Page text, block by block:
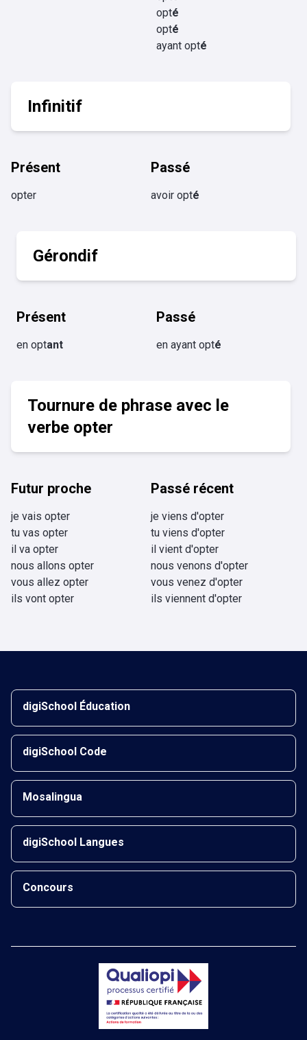
opté
opté
ayant opté
Infinitif
Présent
opter
Passé
avoir opté
Gérondif
Présent
en optant
Passé
en ayant opté
Tournure de phrase avec le
verbe opter
Futur proche
je vais opter
tu vas opter
il va opter
nous allons opter
vous allez opter
ils vont opter
Passé récent
je viens d'opter
tu viens d'opter
il vient d'opter
nous venons d'opter
vous venez d'opter
ils viennent d'opter
digiSchool Éducation
digiSchool Code
Mosalingua
digiSchool Langues
Concours